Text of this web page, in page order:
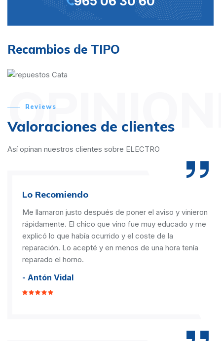
Recambios de TIPO
Reviews
Valoraciones de clientes
Así opinan nuestros clientes sobre ELECTRO
Lo Recomiendo
Me llamaron justo después de poner el aviso y vinieron
rápidamente. El chico que vino fue muy educado y me
explicó lo que había ocurrido y el coste de la
reparación. Lo acepté y en menos de una hora tenía
reparado el horno.
- Antón Vidal